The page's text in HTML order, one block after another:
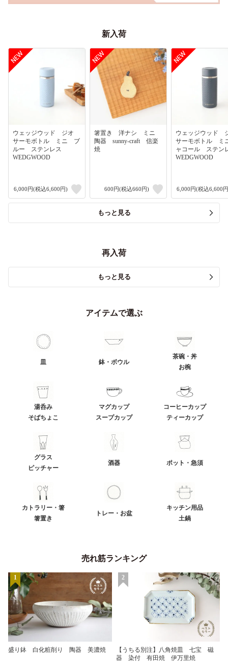
新入荷
ウェッジウッド ジオ
サーモボトル ミニ ブ
ルー ステンレス
WEDGWOOD
6,000円(税込6,600円)
箸置き 洋ナシ ミニ
陶器 sunny-craft 信楽
焼
600円(税込660円)
ウェッジウッド
サーモボトル
ャコール ステ
WEDGWOOD
6,000円(税込6,600
もっと見る
再入荷
もっと見る
アイテムで選ぶ
皿 鉢・ボウル
茶碗・丼
お椀
湯呑み
そばちょこ
マグカップ
スープカップ
コーヒーカップ
ティーカップ
グラス
ピッチャー
酒器 ポット・急須
カトラリー・箸
箸置き
トレー・お盆
キッチン用品
土鍋
売れ筋ランキング
1
盛り鉢 白化粧削り 陶器 美濃焼
2
【うちる別注】八角焼皿 七宝 磁
器 染付 有田焼 伊万里焼